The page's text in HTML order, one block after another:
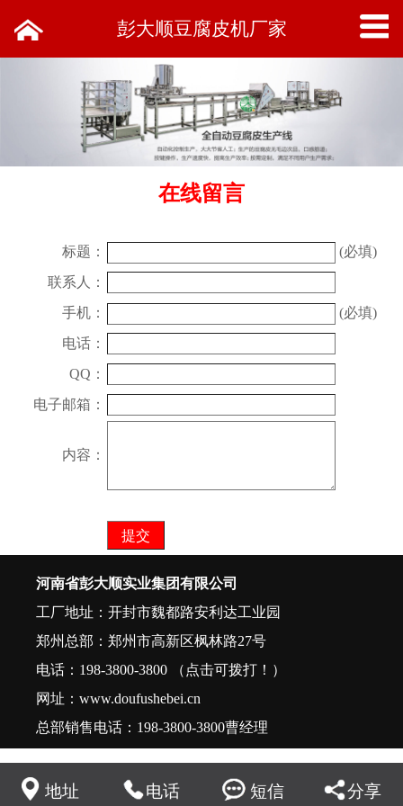
彭大顺豆腐皮机厂家
在线留言
标题：
(必填)
联系人：
手机：
(必填)
电话：
QQ ：
电子邮箱 ：
内容 ：
河南省彭大顺实业集团有限公司
工厂地址：开封市魏都路安利达工业园
郑州总部：郑州市高新区枫林路27号
电话： 198-3800-3800 （点击可拨打！）
网址：www.doufushebei.cn
总部销售电话： 198-3800-3800曹经理
豫公网安备：41019702004215号
地址 电话 短信 分享